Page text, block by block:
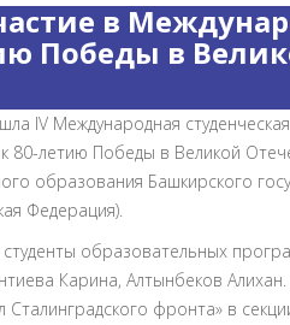
в
Победы в
IV Международная
80-летию Победы в Великой
образования Башкирского
Федерация).
образовательных
Карина, Алтынбеков
Сталинградского фронта» в